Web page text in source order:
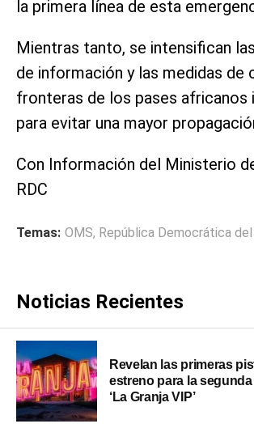
la primera línea de esta
Mientras tanto, se intensifican
de información y las medidas de
fronteras de los pases africanos
para evitar una mayor
Con Información del Ministerio
RDC
Temas: OMS, República Democrática
Noticias Recientes
Revelan las primeras
estreno para la
‘La Granja VIP’